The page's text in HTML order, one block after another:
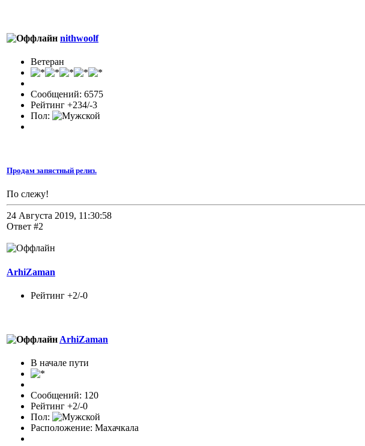
nithwoolf
Ветеран
Сообщений: 6575
Рейтинг +234/-3
Пол:
Продам запястный релиз.
По слежу!
24 Августа 2019, 11:30:58
Ответ #2
ArhiZaman
Рейтинг +2/-0
ArhiZaman
В начале пути
Сообщений: 120
Рейтинг +2/-0
Пол:
Расположение: Махачкала